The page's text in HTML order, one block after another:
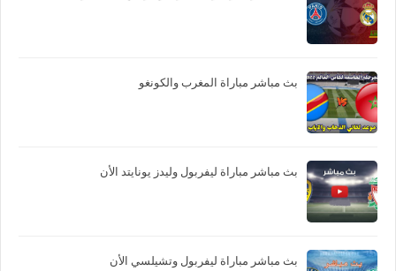
بث مباشر مباراة المغرب والكونغو
بث مباشر مباراة ليفربول وليدز يونايتد الأن
بث مباشر مباراة ليفربول وتشيلسي الأن